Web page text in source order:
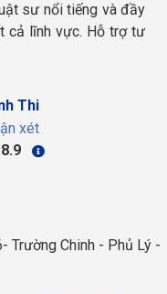
sư nổi tiếng và đầy
cả lĩnh vực. Hỗ trợ tư
Thi
xét
8.9
Trường Chinh - Phủ Lý -